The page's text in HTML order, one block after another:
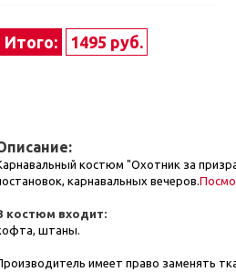
Итого: 1495 руб.
костюм "Охотник за
карнавальных вечеров.
костюм входит:
штаны.
имеет право заменять